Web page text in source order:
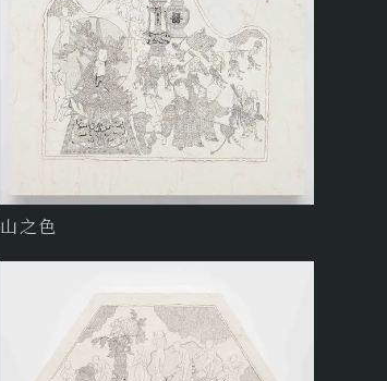
山之色